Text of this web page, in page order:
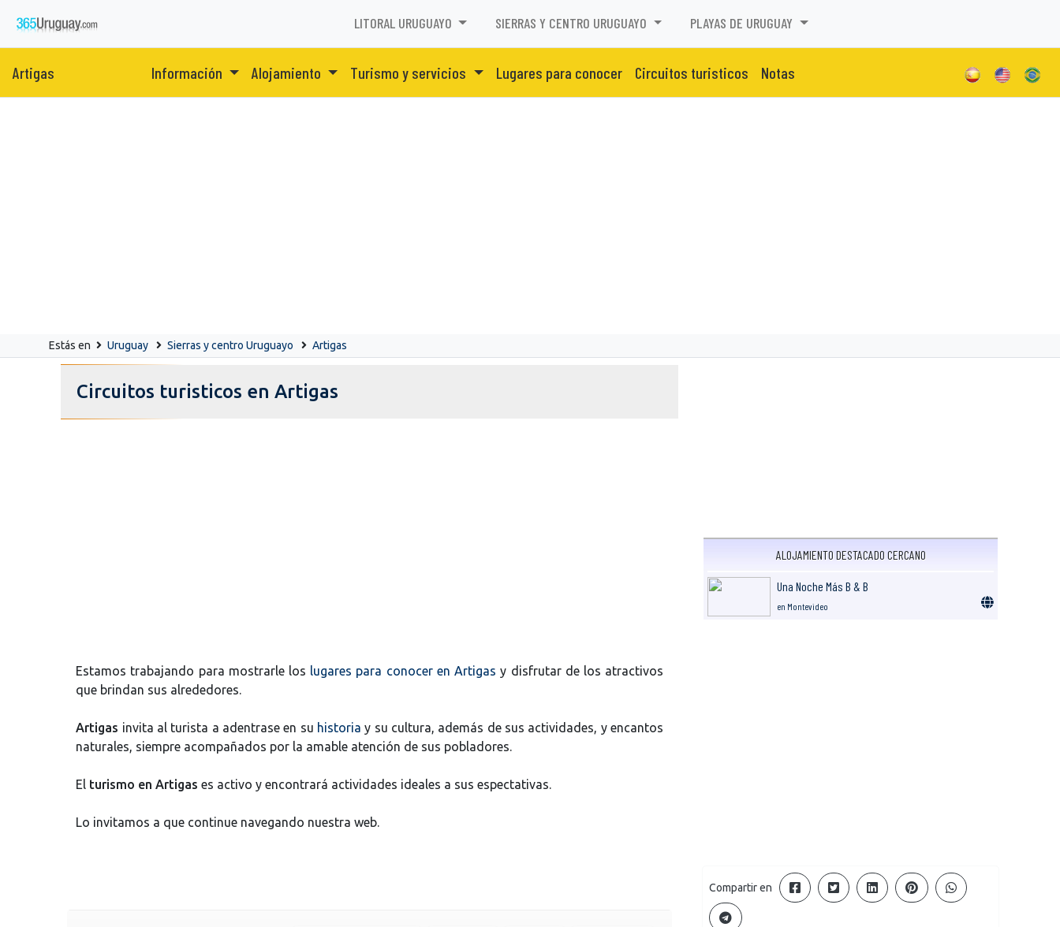
LITORAL URUGUAYO SIERRAS Y CENTRO URUGUAYO PLAYAS DE URUGUAY
Artigas Información Alojamiento Turismo y servicios Lugares para conocer Circuitos turisticos Notas
Estás en Uruguay Sierras y centro Uruguayo Artigas
Circuitos turisticos en Artigas
Estamos trabajando para mostrarle los lugares para conocer en Artigas y disfrutar de los atractivos
que brindan sus alrededores.
Artigas invita al turista a adentrase en su historia y su cultura, además de sus actividades, y encantos
naturales, siempre acompañados por la amable atención de sus pobladores.
El turismo en Artigas es activo y encontrará actividades ideales a sus espectativas.
Lo invitamos a que continue navegando nuestra web.
ALOJAMIENTO DESTACADO CERCANO
Una Noche Más B & B
en Montevideo
Compartir en